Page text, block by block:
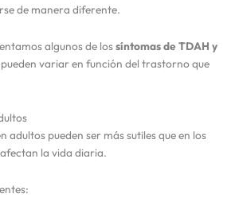
de manera diferente.
algunos de lossíntomas de TDAH y
pueden variar en función del trastorno que
adultos pueden ser más sutiles que en los
la vida diaria.